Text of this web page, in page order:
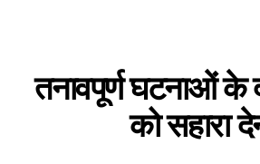
तनावपूर्ण घटनाओं के
को सहारा